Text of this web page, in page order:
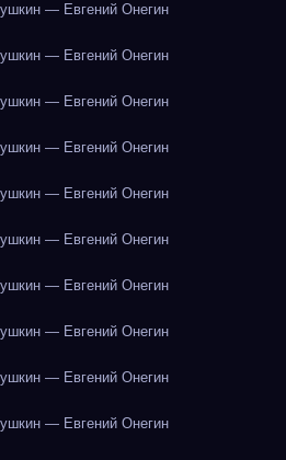
— Евгений Онегин
— Евгений Онегин
— Евгений Онегин
— Евгений Онегин
— Евгений Онегин
— Евгений Онегин
— Евгений Онегин
— Евгений Онегин
— Евгений Онегин
— Евгений Онегин